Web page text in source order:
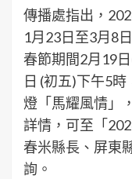
傳播處指出，
1月23日至3月8
春節期間2月19
日 (初五)下午5
燈「馬耀風情」
詳情，可至「
春米縣長、屏東
詢。